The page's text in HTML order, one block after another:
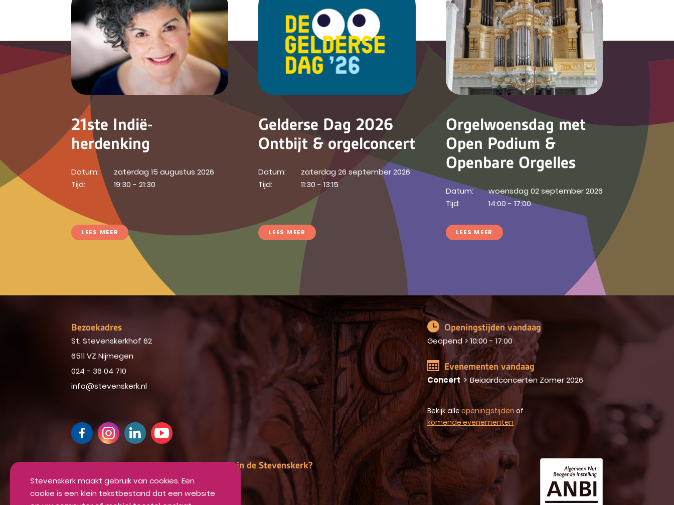
21ste Indië-
herdenking
Datum:
Tijd:
zaterdag 15 augustus 2026
19:30 - 21:30
LEES MEER
Gelderse Dag 2026
Ontbijt & orgelconcert
Datum:
Tijd:
zaterdag 26 september 2026
11:30 - 13:15
LEES MEER
Orgelwoensdag met
Open Podium &
Openbare Orgelles
Datum:
Tijd:
woensdag 02 september 2026
14:00 - 17:00
LEES MEER
Bezoekadres
St. Stevenskerkhof 62
6511 VZ Nijmegen
024 - 36 04 710
info@stevenskerk.nl
Openingstijden vandaag
Geopend > 10:00 - 17:00
Evenementen vandaag
Concert > Beiaardconcerten Zomer 2026
Bekijk alleopeningstijden of
komende evenementen
Up-to-date blijven van alle mooie dingen in de Stevenskerk?
Inschrijven voor onze nieuwsbrief
Stevenskerk maakt gebruik van cookies. Een
cookie is een klein tekstbestand dat een website